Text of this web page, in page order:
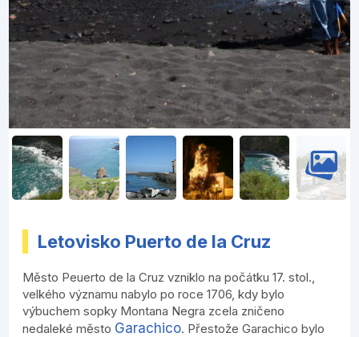
Letovisko Puerto de la Cruz
Město Peuerto de la Cruz vzniklo na počátku 17. stol.,
velkého významu nabylo po roce 1706, kdy bylo
výbuchem sopky Montana Negra zcela zničeno
nedaleké město Garachico. Přestože Garachico bylo